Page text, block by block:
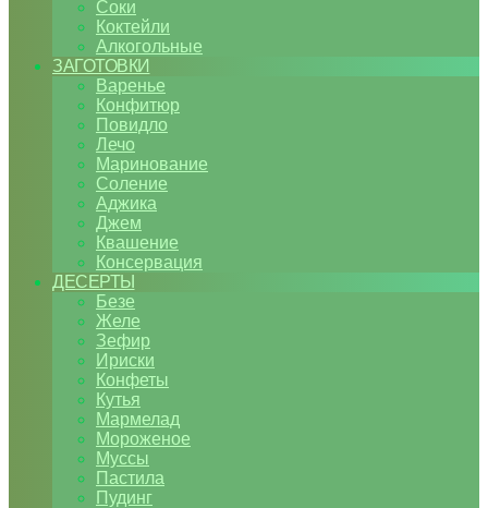
Соки
Коктейли
Алкогольные
ЗАГОТОВКИ
Варенье
Конфитюр
Повидло
Лечо
Маринование
Соление
Аджика
Джем
Квашение
Консервация
ДЕСЕРТЫ
Безе
Желе
Зефир
Ириски
Конфеты
Кутья
Мармелад
Мороженое
Муссы
Пастила
Пудинг